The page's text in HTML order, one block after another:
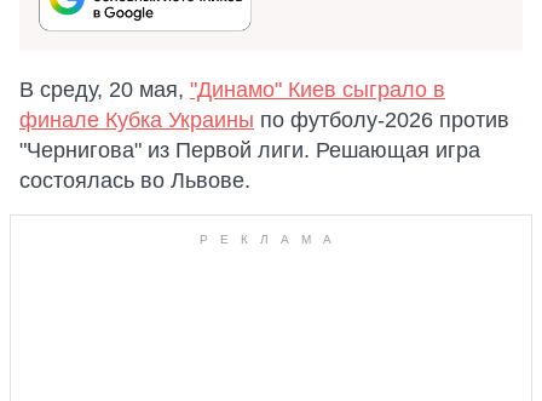
В среду, 20 мая, "Динамо" Киев сыграло в
финале Кубка Украины по футболу-2026 против
"Чернигова" из Первой лиги. Решающая игра
состоялась во Львове.